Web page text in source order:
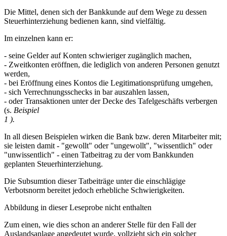
Die Mittel, denen sich der Bankkunde auf dem Wege zu dessen
Steuerhinterziehung bedienen kann, sind vielfältig.
Im einzelnen kann er:
- seine Gelder auf Konten schwieriger zugänglich machen,
- Zweitkonten eröffnen, die lediglich von anderen Personen genutzt
werden,
- bei Eröffnung eines Kontos die Legitimationsprüfung umgehen,
- sich Verrechnungsschecks in bar auszahlen lassen,
- oder Transaktionen unter der Decke des Tafelgeschäfts verbergen
(s. Beispiel
1 ).
In all diesen Beispielen wirken die Bank bzw. deren Mitarbeiter mit;
sie leisten damit - "gewollt" oder "ungewollt", "wissentlich" oder
"unwissentlich" - einen Tatbeitrag zu der vom Bankkunden
geplanten Steuerhinterziehung.
Die Subsumtion dieser Tatbeiträge unter die einschlägige
Verbotsnorm bereitet jedoch erhebliche Schwierigkeiten.
Abbildung in dieser Leseprobe nicht enthalten
Zum einen, wie dies schon an anderer Stelle für den Fall der
Auslandsanlage angedeutet wurde, vollzieht sich ein solcher